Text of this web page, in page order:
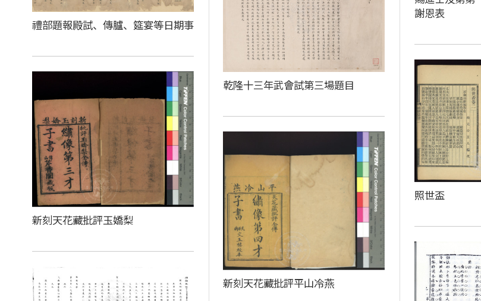
禮部題報殿試、傳臚、筵宴等日期事
乾隆十三年武會試第三場題目
謝恩表
照世盃
新刻天花藏批評玉嬌梨
新刻天花藏批評平山冷燕